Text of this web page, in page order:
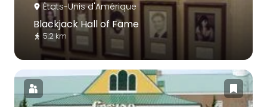
États-Unis d'Amérique
Blackjack Hall of Fame
5.2 km